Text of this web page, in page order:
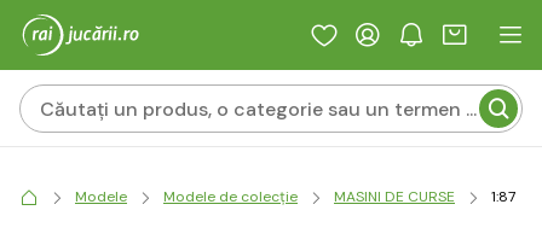
Modele Modele de colecție MASINI DE CURSE 1:87